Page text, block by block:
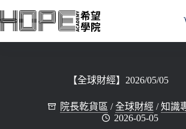
至
【全球財經】2026/05/05
院長乾貨區 /全球財經 /知識
2026-05-05